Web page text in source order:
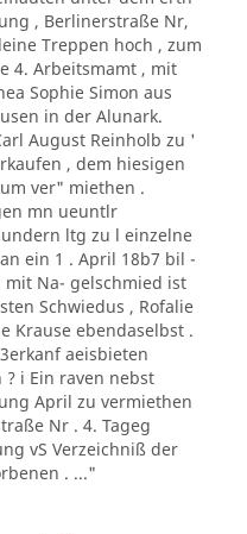
, Berlinerstraße Nr,
Treppen hoch , zum
4. Arbeitsmamt , mit
Sophie Simon aus
in der Alunark.
August Reinholb zu '
, dem hiesigen
ver" miethen .
mn ueuntlr
ltg zu l einzelne
ein 1 . April 18b7 bil -
mit Na- gelschmied ist
Schwiedus , Rofalie
Krause ebendaselbst .
aeisbieten
? i Ein raven nebst
April zu vermiethen
Nr . 4. Tageg
vS Verzeichniß der
. ..."